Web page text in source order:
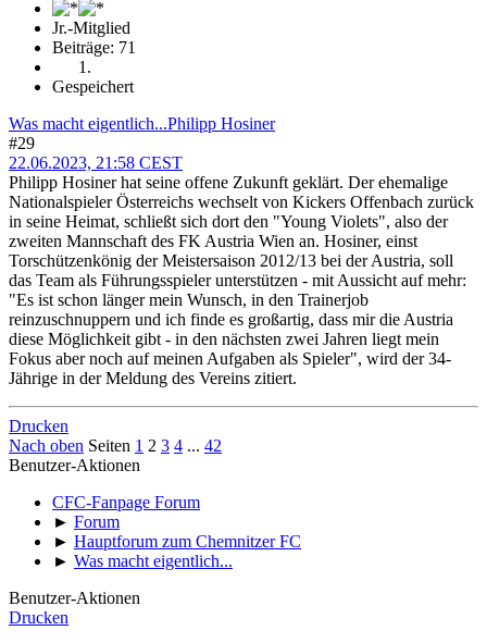
Jr.-Mitglied
Beiträge: 71
Gespeichert
Was macht eigentlich...Philipp Hosiner
#29
22.06.2023, 21:58 CEST
Philipp Hosiner hat seine offene Zukunft geklärt. Der ehemalige
Nationalspieler Österreichs wechselt von Kickers Offenbach zurück
in seine Heimat, schließt sich dort den "Young Violets", also der
zweiten Mannschaft des FK Austria Wien an. Hosiner, einst
Torschützenkönig der Meistersaison 2012/13 bei der Austria, soll
das Team als Führungsspieler unterstützen - mit Aussicht auf mehr:
"Es ist schon länger mein Wunsch, in den Trainerjob
reinzuschnuppern und ich finde es großartig, dass mir die Austria
diese Möglichkeit gibt - in den nächsten zwei Jahren liegt mein
Fokus aber noch auf meinen Aufgaben als Spieler", wird der 34-
Jährige in der Meldung des Vereins zitiert.
Drucken
Nach oben Seiten 1 2 3 4 ... 42
Benutzer-Aktionen
CFC-Fanpage Forum
► Forum
► Hauptforum zum Chemnitzer FC
► Was macht eigentlich...
Benutzer-Aktionen
Drucken